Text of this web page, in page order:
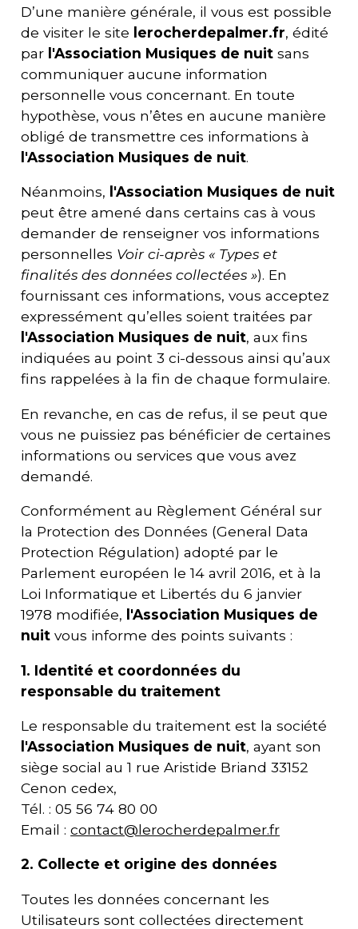
D’une manière générale, il vous est possible
de visiter le site lerocherdepalmer.fr, édité
par l'Association Musiques de nuit sans
communiquer aucune information
personnelle vous concernant. En toute
hypothèse, vous n’êtes en aucune manière
obligé de transmettre ces informations à
l'Association Musiques de nuit.
Néanmoins, l'Association Musiques de nuit
peut être amené dans certains cas à vous
demander de renseigner vos informations
personnelles Voir ci-après « Types et
finalités des données collectées »). En
fournissant ces informations, vous acceptez
expressément qu’elles soient traitées par
l'Association Musiques de nuit, aux fins
indiquées au point 3 ci-dessous ainsi qu’aux
fins rappelées à la fin de chaque formulaire.
En revanche, en cas de refus, il se peut que
vous ne puissiez pas bénéficier de certaines
informations ou services que vous avez
demandé.
Conformément au Règlement Général sur
la Protection des Données (General Data
Protection Régulation) adopté par le
Parlement européen le 14 avril 2016, et à la
Loi Informatique et Libertés du 6 janvier
1978 modifiée, l'Association Musiques de
nuit vous informe des points suivants :
1. Identité et coordonnées du
responsable du traitement
Le responsable du traitement est la société
l'Association Musiques de nuit, ayant son
siège social au1 rue Aristide Briand 33152
Cenon cedex,
Tél. :05 56 74 80 00
Email :contact@lerocherdepalmer.fr
2. Collecte et origine des données
Toutes les données concernant les
Utilisateurs sont collectées directement